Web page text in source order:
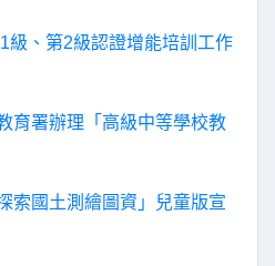
級、第2級認證增能培訓工作
育署辦理「高級中等學校教
索國土測繪圖資」兒童版宣